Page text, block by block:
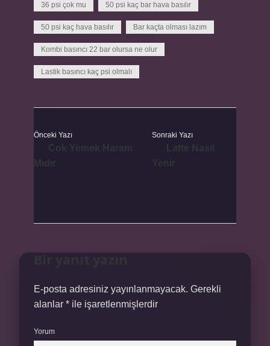
36 psi çok mu 50 psi kaç bar hava basılır
50 psi kaç hava basılır Bar kaçta olması lazım
Kombi basıncı 22 bar olursa ne olur
Lastik basıncı kaç psi olmalı
Önceki Yazı Sonraki Yazı
E-posta adresiniz yayınlanmayacak. Gerekli
alanlar * ile işaretlenmişlerdir
Yorum